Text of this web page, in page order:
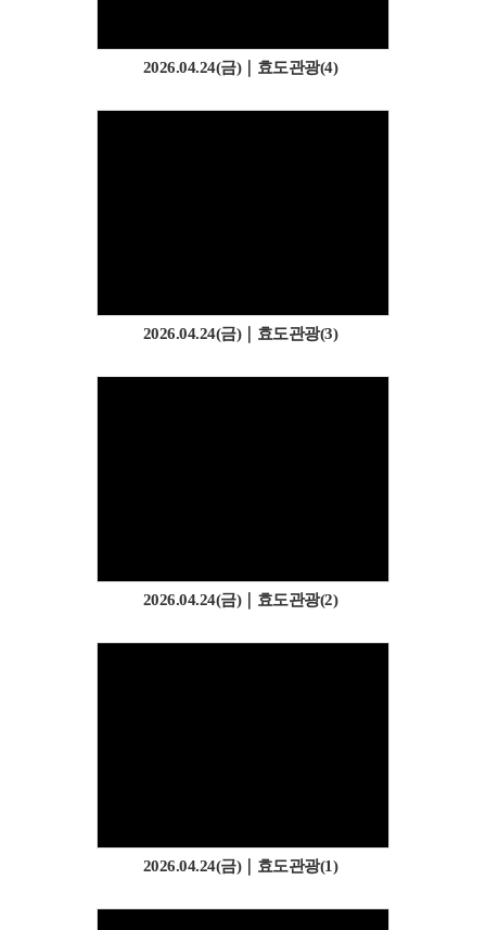
2026.04.24(금)｜효도관광(4)
2026.04.24(금)｜효도관광(3)
2026.04.24(금)｜효도관광(2)
2026.04.24(금)｜효도관광(1)